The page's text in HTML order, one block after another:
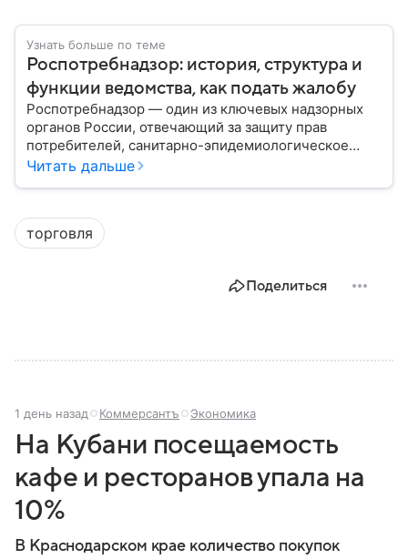
Узнать больше по теме
Роспотребнадзор: история, структура и
функции ведомства, как подать жалобу
Роспотребнадзор — один из ключевых надзорных
органов России, отвечающий за защиту прав
потребителей, санитарно-эпидемиологическое
благополучие населения и контроль соблюдения
руководит им сегодня.
Читать дальше
торговля
Поделиться
1 день назад Коммерсантъ Экономика
На Кубани посещаемость
кафе и ресторанов упала на
10%
В Краснодарском крае количество покупок